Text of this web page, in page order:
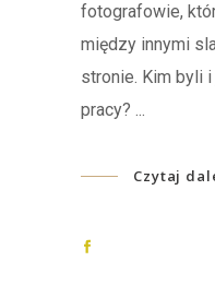
fotografowie,
między innymi
stronie. Kim byli i
pracy?
Czytaj